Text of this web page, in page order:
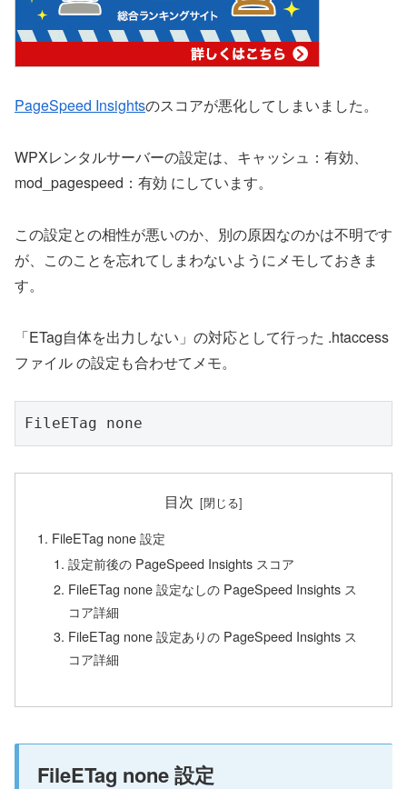
PageSpeed Insightsのスコアが悪化してしまいました。
WPXレンタルサーバーの設定は、キャッシュ：有効、
mod_pagespeed：有効 にしています。
この設定との相性が悪いのか、別の原因なのかは不明です
が、このことを忘れてしまわないようにメモしておきま
す。
「ETag自体を出力しない」の対応として行った .htaccess
ファイル の設定も合わせてメモ。
FileETag none
目次
FileETag none 設定
設定前後の PageSpeed Insights スコア
FileETag none 設定なしの PageSpeed Insights ス
コア詳細
FileETag none 設定ありの PageSpeed Insights ス
コア詳細
FileETag none 設定